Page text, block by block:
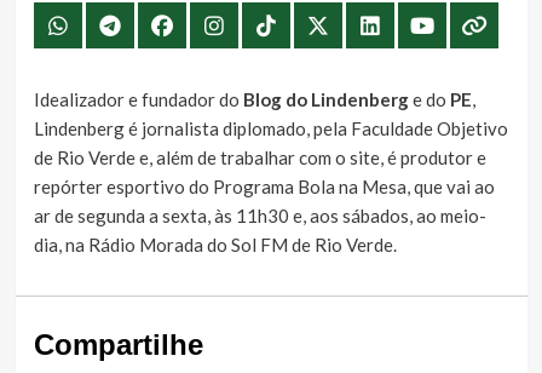
Idealizador e fundador do Blog do Lindenberge do PE,
Lindenberg é jornalista diplomado, pela Faculdade Objetivo
de Rio Verde e, além de trabalhar com o site, é produtor e
repórter esportivo do Programa Bola na Mesa, que vai ao
ar de segunda a sexta, às 11h30 e, aos sábados, ao meio-
dia, na Rádio Morada do Sol FM de Rio Verde.
Compartilhe